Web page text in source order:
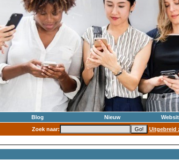
Blog Nieuw
Zoek naar:
Uitgebreid